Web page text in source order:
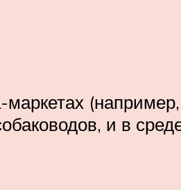
(например,
и в